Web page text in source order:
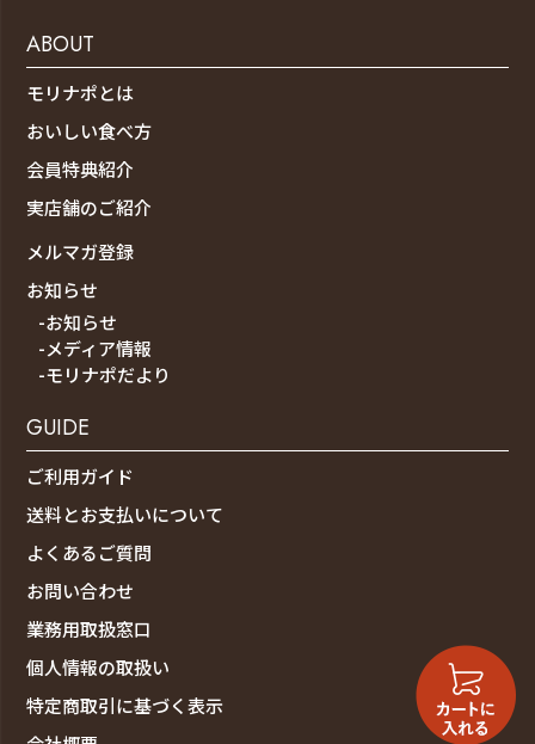
ABOUT
モリナポとは
おいしい食べ方
会員特典紹介
実店舗のご紹介
メルマガ登録
お知らせ
-お知らせ
-メディア情報
-モリナポだより
GUIDE
ご利用ガイド
送料とお支払いについて
よくあるご質問
お問い合わせ
業務用取扱窓口
個人情報の取扱い
特定商取引に基づく表示